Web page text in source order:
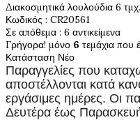
Διακοσμητικά λουλούδια 6 τμχ.
Κωδικός : CR20561
Σε απόθεμα : 6 αντικείμενα
Γρήγορα! μόνο 6 τεμάχια που
Κατάσταση Νέο
Παραγγελίες που
αποστέλλονται κατά
εργάσιμες ημέρες. Οι
Δευτέρα έως